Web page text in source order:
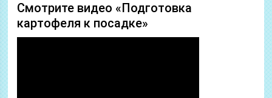
Смотрите видео «Подготовка
картофеля к посадке»